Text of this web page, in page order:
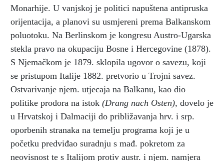
Monarhije. U vanjskoj je politici napuštena antipruska
orijentacija, a planovi su usmjereni prema Balkanskom
poluotoku. Na Berlinskom je kongresu Austro-Ugarska
stekla pravo na okupaciju Bosne i Hercegovine (1878).
S Njemačkom je 1879. sklopila ugovor o savezu, koji
se pristupom Italije 1882. pretvorio u Trojni savez.
Ostvarivanje njem. utjecaja na Balkanu, kao dio
politike prodora na istok (Drang nach Osten), dovelo je
u Hrvatskoj i Dalmaciji do približavanja hrv. i srp.
oporbenih stranaka na temelju programa koji je u
početku predviđao suradnju s mađ. pokretom za
neovisnost te s Italijom protiv austr. i njem. namjera